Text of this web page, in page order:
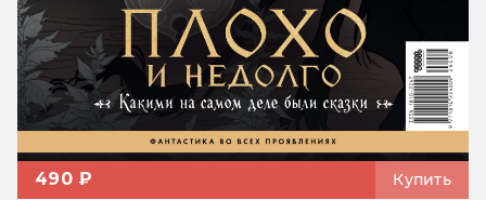
490 ₽ Купить